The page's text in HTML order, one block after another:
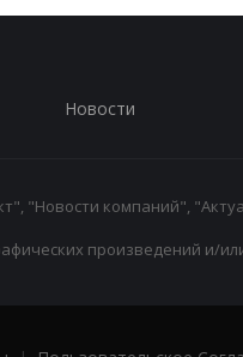
Новости
"Новости компаний",
произведений и/